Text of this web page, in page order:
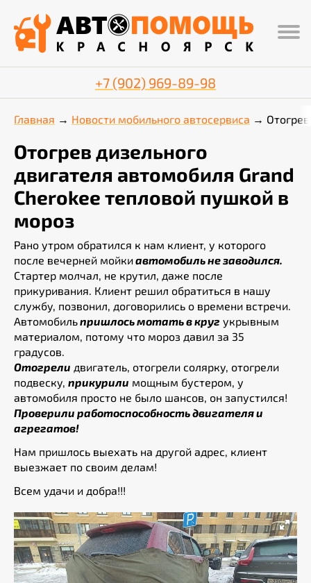
+7 (902) 969-89-98
Главная Новости мобильного автосервиса
Отогрев дизельного
двигателя автомобиля Grand
Cherokee тепловой пушкой в
мороз
Рано утром обратился к нам клиент, у которого
после вечерней мойкиавтомобиль не заводился.
Стартер молчал, не крутил, даже после
прикуривания. Клиент решил обратиться в нашу
службу, позвонил, договорились о времени встречи.
Автомобильпришлось мотать в круг укрывным
материалом, потому что мороз давил за 35
градусов.
Отогрели двигатель, отогрели солярку, отогрели
подвеску, прикурили мощным бустером, у
автомобиля просто не было шансов, он запустился!
Проверили работоспособность двигателя и
агрегатов!
Нам пришлось выехать на другой адрес, клиент
выезжает по своим делам!
Всем удачи и добра!!!